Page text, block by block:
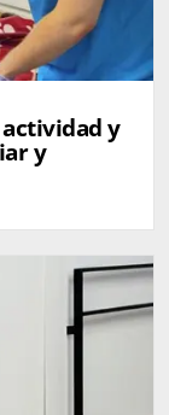
actividad y
y